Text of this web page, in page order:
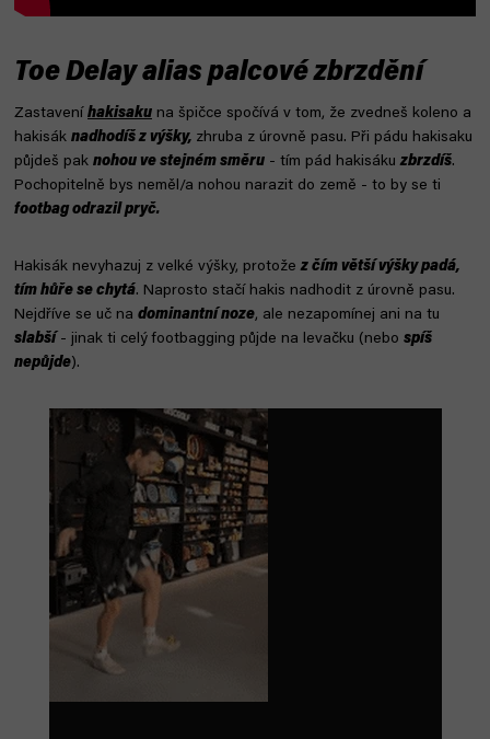
Toe Delay alias palcové zbrzdění
Zastavení hakisaku na špičce spočívá v tom, že zvedneš koleno a
hakisák nadhodíš z výšky, zhruba z úrovně pasu. Při pádu hakisaku
půjdeš pak nohou ve stejném směru - tím pád hakisákuzbrzdíš.
Pochopitelně bys neměl/a nohou narazit do země - to by se ti
footbag odrazil pryč.
Hakisák nevyhazuj z velké výšky, protožez čím větší výšky padá,
tím hůře se chytá. Naprosto stačí hakis nadhodit z úrovně pasu.
Nejdříve se uč na dominantní noze, ale nezapomínej ani na tu
slabší - jinak ti celý footbagging půjde na levačku (nebo spíš
nepůjde).